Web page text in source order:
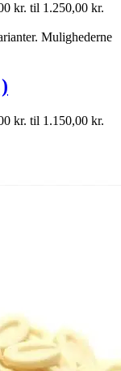
kr. til 1.250,00 kr.
Mulighederne
kr. til 1.150,00 kr.